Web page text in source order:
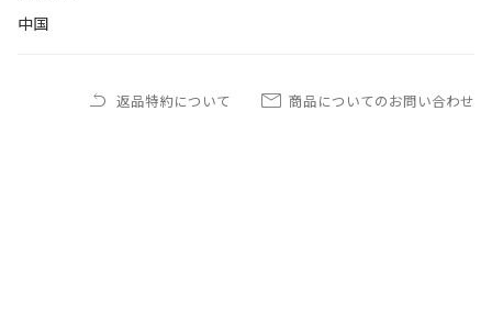
中国
返品特約について 商品についてのお問い合わせ